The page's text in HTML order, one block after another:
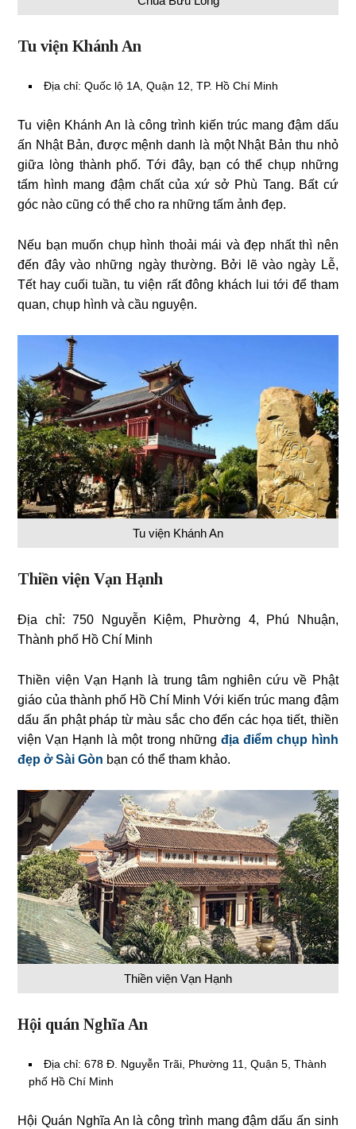
Tu viện Khánh An
Địa chỉ: Quốc lộ 1A, Quận 12, TP. Hồ Chí Minh
Tu viện Khánh An là công trình kiến trúc mang đậm dấu
ấn Nhật Bản, được mệnh danh là một Nhật Bản thu nhỏ
giữa lòng thành phố. Tới đây, bạn có thể chụp những
tấm hình mang đậm chất của xứ sở Phù Tang. Bất cứ
góc nào cũng có thể cho ra những tấm ảnh đẹp.
Nếu bạn muốn chụp hình thoải mái và đẹp nhất thì nên
đến đây vào những ngày thường. Bởi lẽ vào ngày Lễ,
Tết hay cuối tuần, tu viện rất đông khách lui tới để tham
quan, chụp hình và cầu nguyện.
Tu viện Khánh An
Thiền viện Vạn Hạnh
Địa chỉ: 750 Nguyễn Kiệm, Phường 4, Phú Nhuận,
Thành phố Hồ Chí Minh
Thiền viện Vạn Hạnh là trung tâm nghiên cứu về Phật
giáo của thành phố Hồ Chí Minh Với kiến trúc mang đậm
dấu ấn phật pháp từ màu sắc cho đến các họa tiết, thiền
viện Vạn Hạnh là một trong những địa điểm chụp hình
đẹp ở Sài Gòn bạn có thể tham khảo.
Thiền viện Vạn Hạnh
Hội quán Nghĩa An
Địa chỉ: 678 Đ. Nguyễn Trãi, Phường 11, Quận 5, Thành
phố Hồ Chí Minh
Hội Quán Nghĩa An là công trình mang đậm dấu ấn sinh